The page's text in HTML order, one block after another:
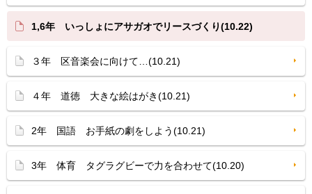
1,6年 いっしょにアサガオでリースづくり(10.22)
３年 区音楽会に向けて…(10.21)
４年 道徳 大きな絵はがき(10.21)
2年 国語 お手紙の劇をしよう(10.21)
3年 体育 タグラグビーで力を合わせて(10.20)